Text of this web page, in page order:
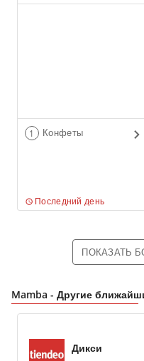
1 Конфеты
Последний день
ПОКАЗАТЬ
Mamba - Другие
Дикси